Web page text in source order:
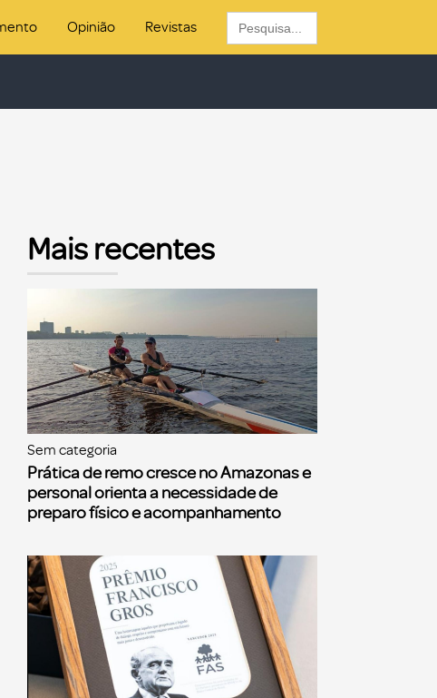
Opinião Revistas
Search
for:
Mais recentes
Sem categoria
Prática de remo cresce no Amazonas e
personal orienta a necessidade de
preparo físico e acompanhamento